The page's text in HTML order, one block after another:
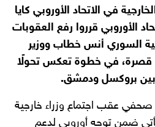
في الاتحاد الأوروبي كايا
الأوروبي قرروا رفع العقوبات
السوري أنس خطاب ووزير
قصرة، في خطوة تعكس تحولًا
بين بروكسل ودمشق.
عقب اجتماع وزراء خارجية
يأتي ضمن توجه أوروبي لدعم